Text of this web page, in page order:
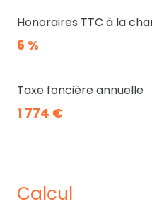
Honoraires TTC à la
6 %
Taxe foncière annuelle
1 774 €
calcul